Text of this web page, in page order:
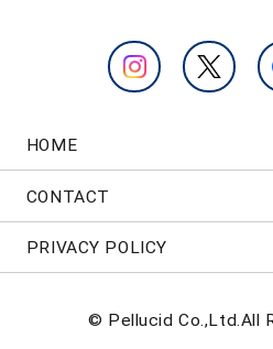
HOME
CONTACT
PRIVACY POLICY
© Pellucid Co.,Ltd.All